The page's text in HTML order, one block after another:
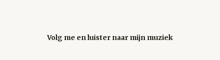
Volg me en luister naar mijn muziek